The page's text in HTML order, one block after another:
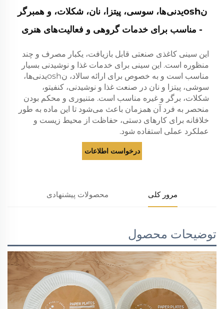
نoshیدنی‌ها، سوسی، پیتزا، نان، شکلات، و همبرگر
- مناسب برای خدمات گروهی و فعالیت‌های هنری
این سینی کاغذی صنعتی قابل بازیافت، یکبار مصرف و چند
منظوره است. این سینی برای خدمات غذا و نوشیدنی بسیار
مناسب است و به خصوص برای ارائه سالاد، نoshیدنی‌ها،
سوشی، پیتزا و نان در صنعت غذا و نوشیدنی، کنفیتو،
شکلات، برگر و غیره مناسب است. متنیوری و محکم بودن
منحصر به فرد آن همزمان باعث می‌شود تا این ماده به طور
خلاقانه برای کارهای دستی، حفاظت از محیط زیست و
عملکرد عملی استفاده شود.
درخواست اطلاعات
مرور کلی محصولات پیشنهادی
توضیحات محصول